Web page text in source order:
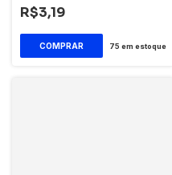
R$3,19
75 em estoque